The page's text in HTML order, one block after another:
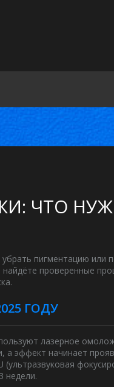
ЧТО
пигментацию или
проверенные
ГОДУ
лазерное
эффект начинает
недели.